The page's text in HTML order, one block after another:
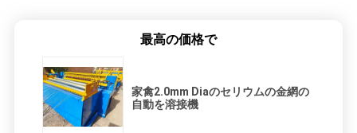
最高の価格で
家禽2.0mm Diaのセリウムの金網の
自動を溶接機